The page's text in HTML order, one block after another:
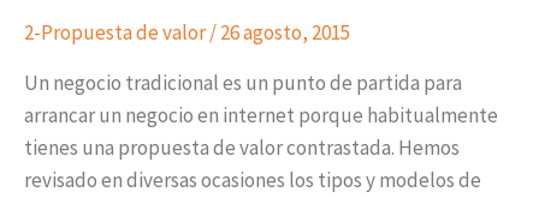
2-Propuesta de valor/26 agosto, 2015
Un negocio tradicional es un punto de partida para
arrancar un negocio en internet porque habitualmente
tienes una propuesta de valor contrastada. Hemos
revisado en diversas ocasiones los tipos y modelos de